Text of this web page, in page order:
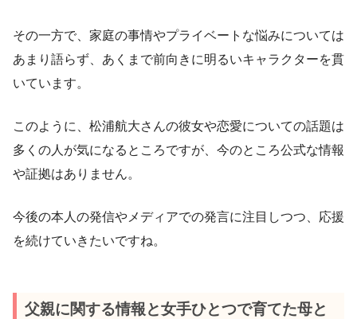
その一方で、家庭の事情やプライベートな悩みについては
あまり語らず、あくまで前向きに明るいキャラクターを貫
いています。
このように、松浦航大さんの彼女や恋愛についての話題は
多くの人が気になるところですが、今のところ公式な情報
や証拠はありません。
今後の本人の発信やメディアでの発言に注目しつつ、応援
を続けていきたいですね。
父親に関する情報と女手ひとつで育てた母と